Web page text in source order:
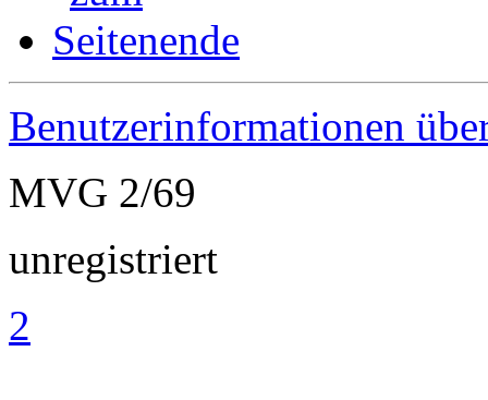
Benutzerinformationen
MVG 2/69
unregistriert
2